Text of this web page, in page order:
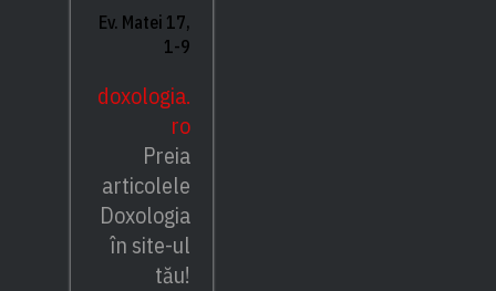
Ev. Matei 17,
1-9
doxologia.
ro
Preia
articolele
Doxologia
în site-ul
tău!